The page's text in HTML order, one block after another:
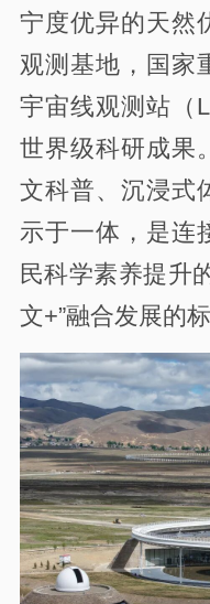
宁度优异的天然
观测基地，国家
宇宙线观测站（
世界级科研成果
文科普、沉浸式
示于一体，是连
民科学素养提升
文+”融合发展的